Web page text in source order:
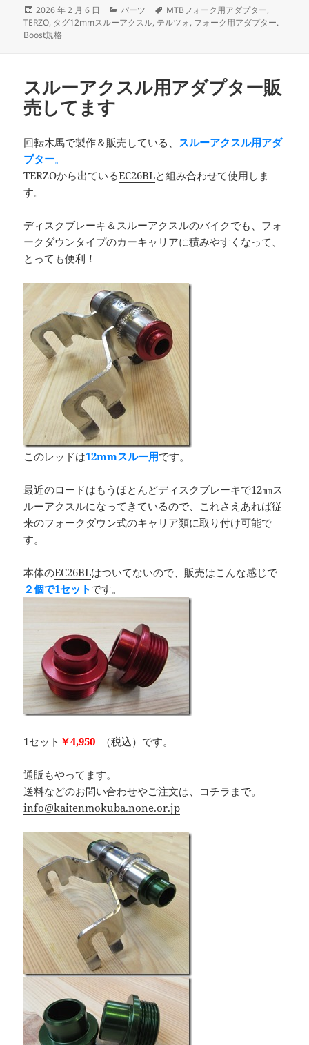
投
稿
日:
2026 年 2 月 6 日
カ
テ
パーツ
タ
グ
MTBフォーク用アダプター,
TERZO, タグ12mmスルーアクスル, テルツォ, フォーク用アダプター.
Boost規格
スルーアクスル用アダプター販
売してます
回転木馬で製作＆販売している、 スルーアクスル用アダ
プター。
TERZOから出ているEC26BLと組み合わせて使用しま
す。
ディスクブレーキ＆スルーアクスルのバイクでも、フォ
ークダウンタイプのカーキャリアに積みやすくなって、
とっても便利！
このレッドは12mmスルー用です。
最近のロードはもうほとんどディスクブレーキで12㎜ス
ルーアクスルになってきているので、これさえあれば従
来のフォークダウン式のキャリア類に取り付け可能で
す。
本体のEC26BLはついてないので、販売はこんな感じで
２個で1セット です。
1セット ￥4,950– （税込）です。
通販もやってます。
送料などのお問い合わせやご注文は、コチラまで。
info@kaitenmokuba.none.or.jp